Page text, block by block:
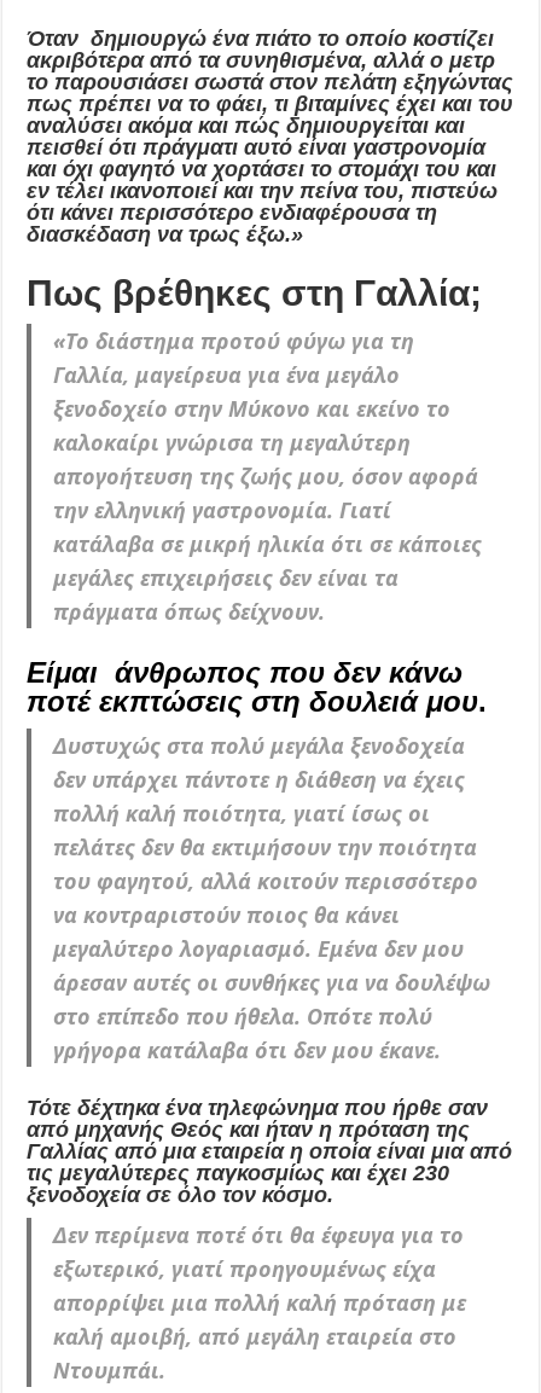
Όταν δημιουργώ ένα πιάτο το οποίο κοστίζει
ακριβότερα από τα συνηθισμένα, αλλά ο μετρ
το παρουσιάσει σωστά στον πελάτη εξηγώντας
πως πρέπει να το φάει, τι βιταμίνες έχει και του
αναλύσει ακόμα και πώς δημιουργείται και
πεισθεί ότι πράγματι αυτό είναι γαστρονομία
και όχι φαγητό να χορτάσει το στομάχι του και
εν τέλει ικανοποιεί και την πείνα του, πιστεύω
ότι κάνει περισσότερο ενδιαφέρουσα τη
διασκέδαση να τρως έξω.»
Πως βρέθηκες στη Γαλλία;
«Το διάστημα προτού φύγω για τη
Γαλλία, μαγείρευα για ένα μεγάλο
ξενοδοχείο στην Μύκονο και εκείνο το
καλοκαίρι γνώρισα τη μεγαλύτερη
απογοήτευση της ζωής μου, όσον αφορά
την ελληνική γαστρονομία.Γιατί
κατάλαβα σε μικρή ηλικία ότι σε κάποιες
μεγάλες επιχειρήσεις δεν είναι τα
πράγματα όπως δείχνουν.
Είμαι άνθρωπος που δεν κάνω
ποτέ εκπτώσεις στη δουλειά μου.
Δυστυχώς στα πολύ μεγάλα ξενοδοχεία
δεν υπάρχει πάντοτε η διάθεση να έχεις
πολλή καλή ποιότητα, γιατί ίσως οι
πελάτες δεν θα εκτιμήσουν την ποιότητα
του φαγητού, αλλά κοιτούν περισσότερο
να κοντραριστούν ποιος θα κάνει
μεγαλύτερο λογαριασμό. Εμένα δεν μου
άρεσαν αυτές οι συνθήκες για να δουλέψω
στο επίπεδο που ήθελα. Οπότε πολύ
γρήγορα κατάλαβα ότι δεν μου έκανε.
Τότε δέχτηκα ένα τηλεφώνημα που ήρθε σαν
από μηχανής Θεός και ήταν η πρόταση της
Γαλλίας από μια εταιρεία η οποία είναι μια από
τις μεγαλύτερες παγκοσμίως και έχει 230
ξενοδοχεία σε όλο τον κόσμο.
Δεν περίμενα ποτέ ότι θα έφευγα για το
εξωτερικό, γιατί προηγουμένως είχα
απορρίψει μια πολλή καλή πρόταση με
καλή αμοιβή, από μεγάλη εταιρεία στο
Ντουμπάι.